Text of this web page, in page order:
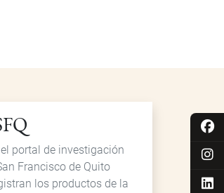
el portal de investigación
Francisco de Quito
los productos de la